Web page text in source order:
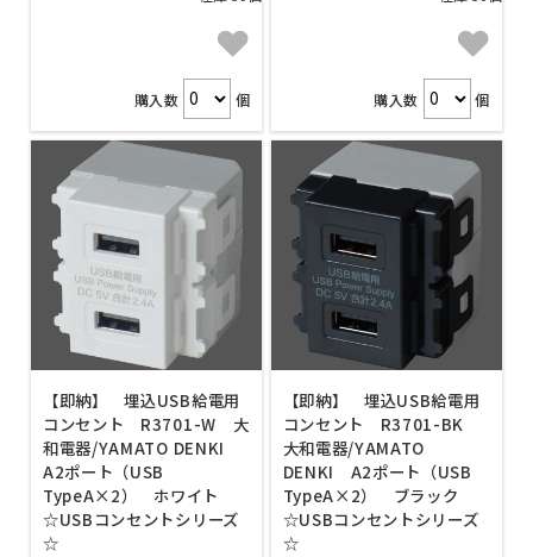
購入数 個 購入数 個
【即納】 埋込USB給電用
コンセント R3701-W 大
和電器/YAMATO DENKI
A2ポート（USB
TypeA×2） ホワイト
☆USBコンセントシリーズ
☆
【即納】 埋込USB給電用
コンセント R3701-BK
大和電器/YAMATO
DENKI A2ポート（USB
TypeA×2） ブラック
☆USBコンセントシリーズ
☆